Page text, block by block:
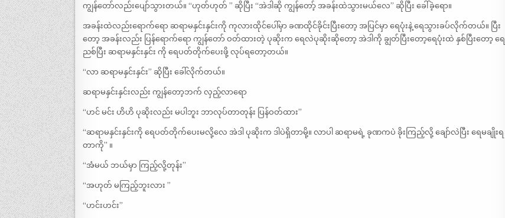
ကျွန်တော်လည်းပျော်သွားတယ်။ “ဟုတ်ဟုတ် ” ဆိုပြီး “အဲဒါဆို ကျွန်တော့် အခန်းထဲသွားမယ်လေ” ဆိုပြီး ခေါ်ခဲ့ရော။
အခန်းထဲလည်းရောက်ရော ဆရာမနှင်းနှင်းကို ကုလားထိုင်ပေါ်မှာ ခဏထိုင်ခိုင်းပြီးတော့ အပြင်မှာ ရေပုံးနဲ့ ရေသွားခပ်လိုက်တယ်။ ပြီး
တော့ အခန်းလည်း ပြန်ရောက်ရော ကျွန်တော် ဝတ်ထားတဲ့ ပုဆိုးက ရေလဲပုဆိုးဆိုတော့ အဲဒါကို ချွတ်ပြီးတော့ရေပုံးထဲ နှစ်ပြီးတော့ ရေ
ညစ်ပြီး ဆရာမနှင်းနှင်း ကို ရေပတ်တိုက်ပေးဖို့ လုပ်ရတော့တယ်။
“‌လာ ဆရာမနှင်းနှင်း” ဆိုပြီး ခေါ်လိုက်တယ်။
ဆရာမနှင်းနှင်းလည်း ကျွန်တော့ဘက် လှည့်လာရော
“‌ဟင် မင်း ဟိဟိ ပုဆိုးလည်း မပါဘူး ဘာလုပ်တာတုန်း ပြန်ဝတ်ထား”
“‌ဆရာမနှင်းနှင်းကို ရေပတ်တိုက်ပေးမလို့လေ အဲဒါ ပုဆိုးက ဒါပဲရှိတာမို့။ လာပါ ဆရာမရဲ့ ခုဏကပဲ ခိုးကြည့်လို့ ချော်လဲပြီး ရေမချိုးရ
တာကို” ။
“‌အံမယ် ဘယ်မှာ ကြည့်လို့တုန်း”
“‌အဟုတ် မကြည့်ဘူးလား ”
“‌ဟင်းဟင်း”